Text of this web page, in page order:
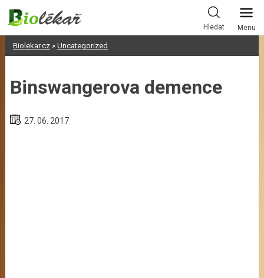
Skip
content
Hledat Menu
Biolekar.cz» Uncategorized
Binswangerova demence
27. 06. 2017